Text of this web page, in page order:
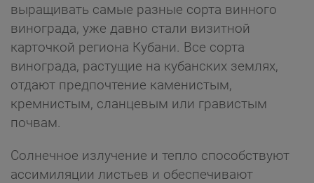
выращивать самые разные сорта винного
винограда, уже давно стали визитной
карточкой региона Кубани. Все сорта
винограда, растущие на кубанских землях,
отдают предпочтение каменистым,
кремнистым, сланцевым или гравистым
почвам.
Солнечное излучение и тепло способствуют
ассимиляции листьев и обеспечивают